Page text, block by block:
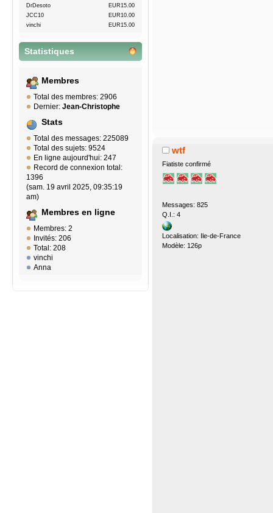
DrDesoto
EUR15.00
JCC10
EUR10.00
vinchi
EUR15.00
Statistiques
Membres
Total des membres: 2906
Dernier: Jean-Christophe
Stats
Total des messages: 225089
Total des sujets: 9524
En ligne aujourd'hui: 247
Record de connexion total:
1396
(sam. 19 avril 2025, 09:35:19
am)
Membres en ligne
Membres: 2
Invités: 206
Total: 208
vinchi
Anna
wtf
Fiatiste confirmé
Messages: 825
Q.I.: 4
Localisation: Ile-de-France
Modèle: 126p